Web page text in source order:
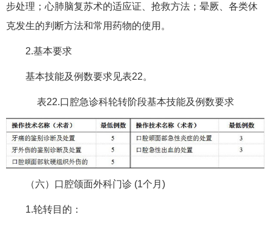
步处理；心肺脑复苏术的适应证、抢救方法；晕厥、各类休
克发生的判断方法和常用药物的使用。
2.基本要求
基本技能及例数要求见表22。
表22.口腔急诊科轮转阶段基本技能及例数要求
（六）口腔颌面外科门诊 (1个月)
1.轮转目的：